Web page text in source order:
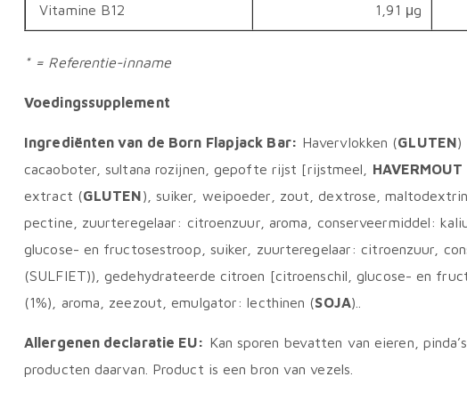
Vitamine B12 1,91 μg
* = Referentie-inname
Voedingssupplement
Ingrediënten van de Born Flapjack Bar: Havervlokken (GLUTEN)
cacaoboter, sultana rozijnen, gepofte rijst [rijstmeel, HAVERMOUT
extract (GLUTEN), suiker, weipoeder, zout, dextrose,
pectine, zuurteregelaar: citroenzuur, aroma, conserveermiddel:
glucose- en fructosestroop, suiker, zuurteregelaar: citroenzuur,
(SULFIET)), gedehydrateerde citroen [citroenschil, glucose- en
(1%), aroma, zeezout, emulgator: lecthinen (SOJA)..
Allergenen declaratie EU: Kan sporen bevatten van eieren,
producten daarvan. Product is een bron van vezels.